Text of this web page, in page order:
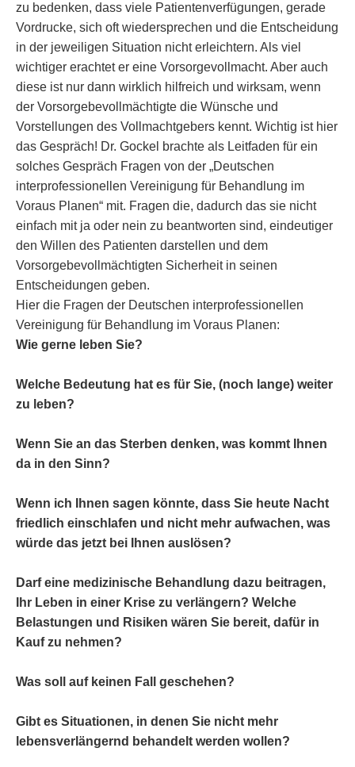
zu bedenken, dass viele Patientenverfügungen, gerade
Vordrucke, sich oft wiedersprechen und die Entscheidung
in der jeweiligen Situation nicht erleichtern. Als viel
wichtiger erachtet er eine Vorsorgevollmacht. Aber auch
diese ist nur dann wirklich hilfreich und wirksam, wenn
der Vorsorgebevollmächtigte die Wünsche und
Vorstellungen des Vollmachtgebers kennt. Wichtig ist hier
das Gespräch! Dr. Gockel brachte als Leitfaden für ein
solches Gespräch Fragen von der „Deutschen
interprofessionellen Vereinigung für Behandlung im
Voraus Planen“ mit. Fragen die, dadurch das sie nicht
einfach mit ja oder nein zu beantworten sind, eindeutiger
den Willen des Patienten darstellen und dem
Vorsorgebevollmächtigten Sicherheit in seinen
Entscheidungen geben.
Hier die Fragen der Deutschen interprofessionellen
Vereinigung für Behandlung im Voraus Planen:
Wie gerne leben Sie?
Welche Bedeutung hat es für Sie, (noch lange) weiter
zu leben?
Wenn Sie an das Sterben denken, was kommt Ihnen
da in den Sinn?
Wenn ich Ihnen sagen könnte, dass Sie heute Nacht
friedlich einschlafen und nicht mehr aufwachen, was
würde das jetzt bei Ihnen auslösen?
Darf eine medizinische Behandlung dazu beitragen,
Ihr Leben in einer Krise zu verlängern? Welche
Belastungen und Risiken wären Sie bereit, dafür in
Kauf zu nehmen?
Was soll auf keinen Fall geschehen?
Gibt es Situationen, in denen Sie nicht mehr
lebensverlängernd behandelt werden wollen?